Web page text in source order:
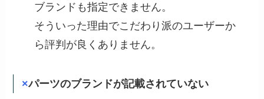
ブランドも指定できません。
そういった理由でこだわり派のユーザーか
ら評判が良くありません。
×パーツのブランドが記載されていない